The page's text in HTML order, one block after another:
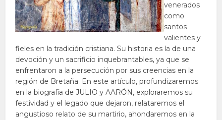
venerados
como
santos
valientes y
fieles en la tradición cristiana. Su historia es la de una
devoción y un sacrificio inquebrantables, ya que se
enfrentaron a la persecución por sus creencias en la
región de Bretaña. En este artículo, profundizaremos
en la biografía de JULIO y AARÓN, exploraremos su
festividad y el legado que dejaron, relataremos el
angustioso relato de su martirio, ahondaremos en la